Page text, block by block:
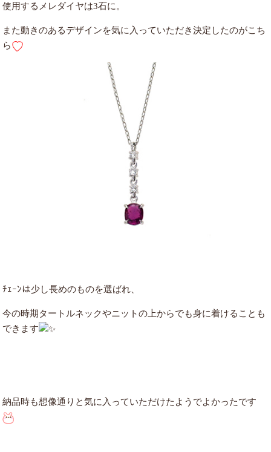
使用するメレダイヤは3石に。
また動きのあるデザインを気に入っていただき決定したのがこち
ら
ﾁｪｰﾝは少し長めのものを選ばれ、
今の時期タートルネックやニットの上からでも身に着けることも
できます
納品時も想像通りと気に入っていただけたようでよかったです